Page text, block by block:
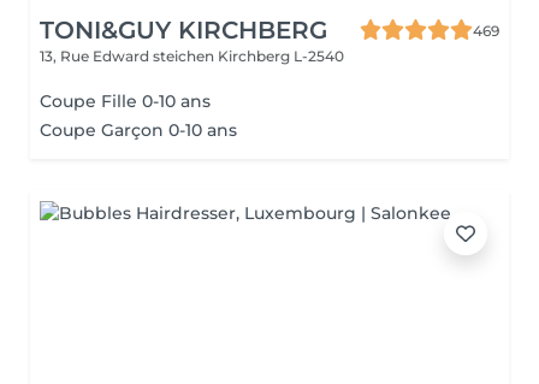
TONI&GUY KIRCHBERG
469
13, Rue Edward steichen Kirchberg L-2540
Coupe Fille 0-10 ans
Coupe Garçon 0-10 ans